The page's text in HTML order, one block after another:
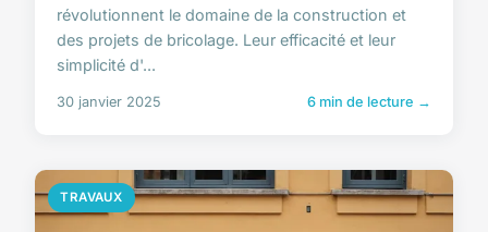
révolutionnent le domaine de la construction et
des projets de bricolage. Leur efficacité et leur
simplicité d'...
30 janvier 2025 6 min de lecture →
TRAVAUX